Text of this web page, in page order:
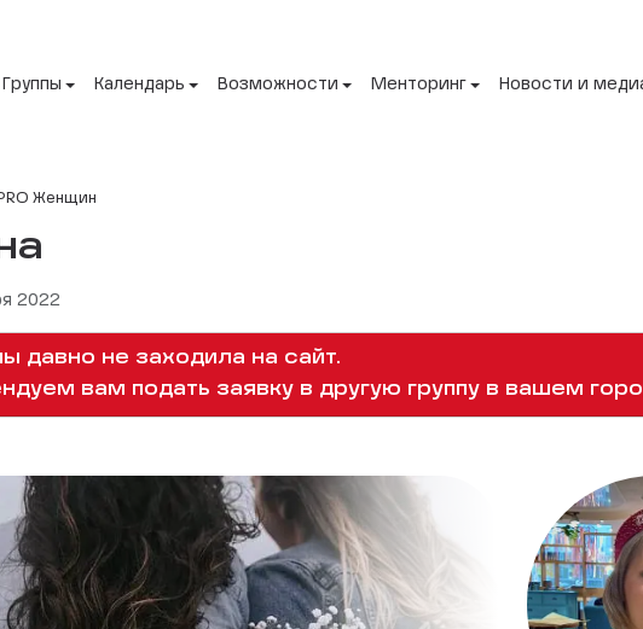
Группы Календарь Возможности Менторинг Новости и
Женщин
2022
давно не заходила на сайт.
вам подать заявку в другую группу в вашем